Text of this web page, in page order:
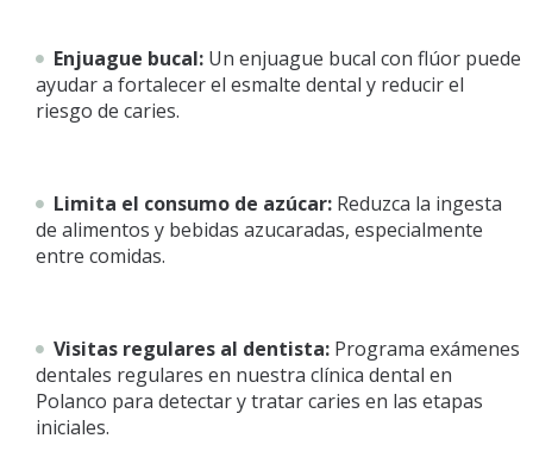
Enjuague bucal: Un enjuague bucal con flúor puede
ayudar a fortalecer el esmalte dental y reducir el
riesgo de caries.
Limita el consumo de azúcar: Reduzca la ingesta
de alimentos y bebidas azucaradas, especialmente
entre comidas.
Visitas regulares al dentista: Programa exámenes
dentales regulares en nuestra clínica dental en
Polanco para detectar y tratar caries en las etapas
iniciales.